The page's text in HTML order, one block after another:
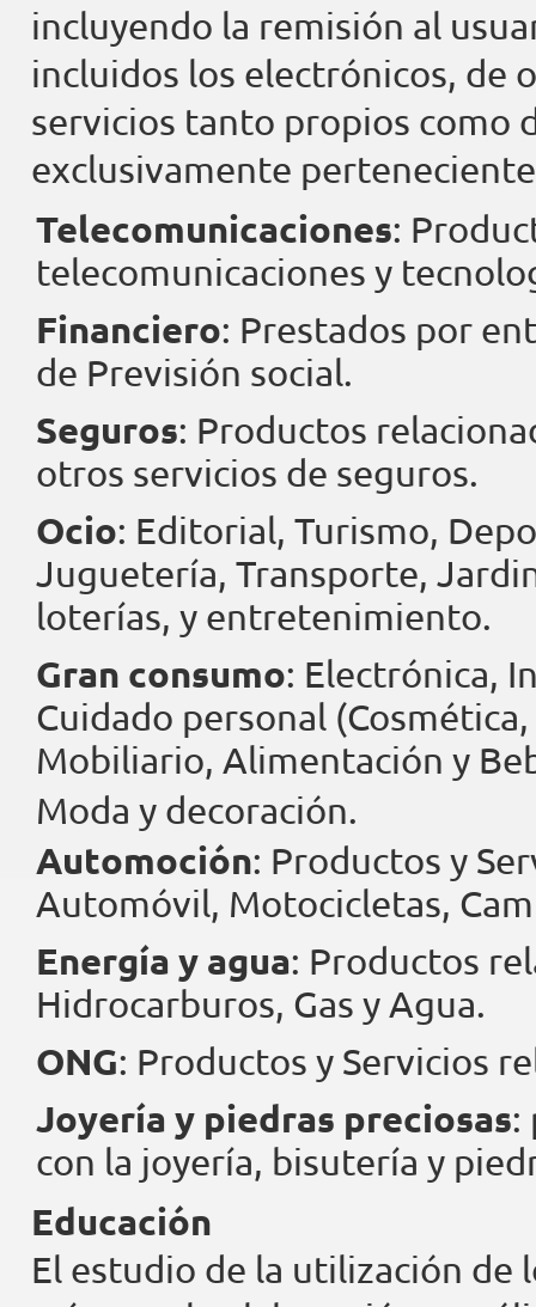
incluyendo la remisión al
incluidos los electrónicos, de
servicios tanto propios como
exclusivamente
Telecomunicaciones:
telecomunicaciones y
Financiero: Prestados por
de Previsión social.
Seguros: Productos
otros servicios de seguros.
Ocio: Editorial, Turismo,
Juguetería, Transporte,
loterías, y entretenimiento.
Gran consumo: Electrónica,
Cuidado personal
Mobiliario, Alimentación y
Moda y decoración.
Automoción: Productos y
Automóvil, Motocicletas,
Energía y agua: Productos
Hidrocarburos, Gas y Agua.
ONG: Productos y Servicios
Joyería y piedras preciosas:
con la joyería, bisutería y
Educación
El estudio de la utilización de